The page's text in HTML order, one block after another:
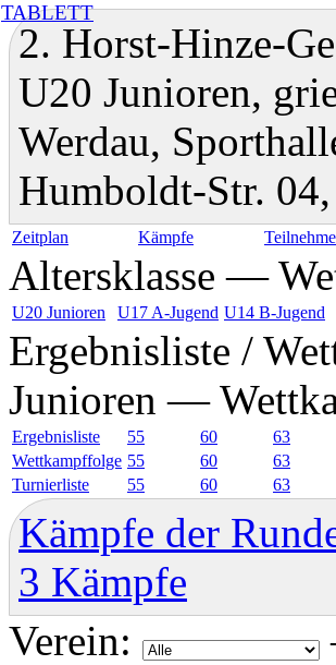
TABLETT
2. Horst-Hinze-
U20 Junioren,
Werdau,
Humboldt-Str.
Zeitplan Kämpfe
Altersklasse —
U20 Junioren U17 A-Jugend U14 B-Jugend
Ergebnisliste /
Junioren —
Ergebnisliste 55 60 63
Wettkampffolge 55 60 63
Turnierliste
55 60 63
Kämpfe der
3 Kämpfe
Verein: